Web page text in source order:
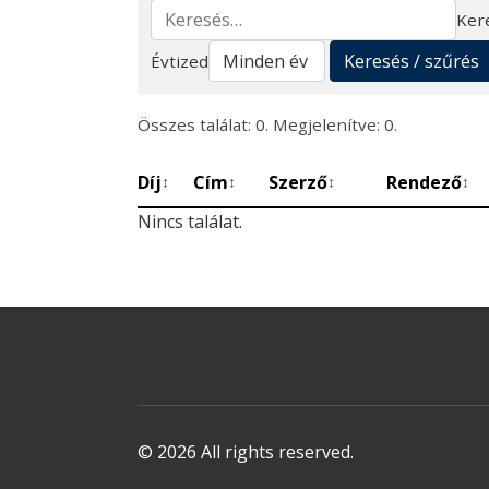
Keresés
Évtized
Keresés / szűrés
Összes találat: 0. Megjelenítve: 0.
Díj↕ Cím↕ Szerző↕ Rendező↕
Nincs találat.
© 2026 All rights reserved.